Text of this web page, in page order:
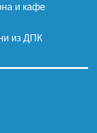
и кафе
из ДПК